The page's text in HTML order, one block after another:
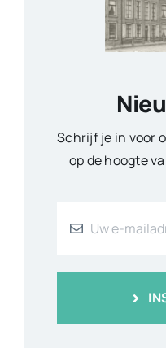
Schrijf je in voor
op de hoogte